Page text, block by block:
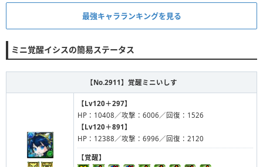
最強キャラランキングを見る
ミニ覚醒イシスの簡易ステータス
【No.2911】 覚醒ミニいしす
【Lv120＋297】
HP：10408／攻撃：6006／回復：1526
【Lv120＋891】
HP：12388／攻撃：6996／回復：2120
【覚醒】